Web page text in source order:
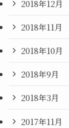
2018年12月
2018年11月
2018年10月
2018年9月
2018年3月
2017年11月